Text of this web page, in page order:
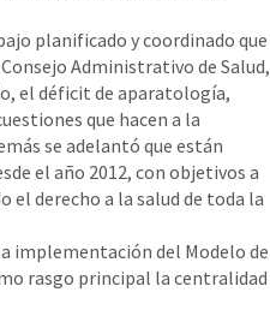
planificado y coordinado que
Administrativo de Salud,
el déficit de aparatología,
que hacen a la
se adelantó que están
el año 2012, con objetivos a
derecho a la salud de toda la
implementación del Modelo de
rasgo principal la centralidad